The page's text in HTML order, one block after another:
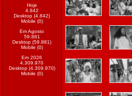
Hoje
4.842
Desktop (4.842)
Mobile (0)
Em Agosto
59.881
Desktop (59.881)
Mobile (0)
Em 2026
4.309.970
Desktop (4.309.970)
Mobile (0)